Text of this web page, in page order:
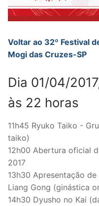
Voltar ao 32º Festival
Mogi das Cruzes-SP
Dia 01/04/
às 22 horas
11h45 Ryuko Taiko -
taiko)
12h00 Abertura oficial
2017
13h30 Apresentação de
Liang Gong (ginástica
14h30 Dyusho no Kai